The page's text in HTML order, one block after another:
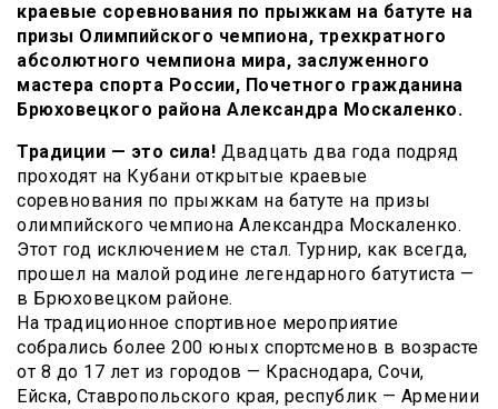
краевые соревнования по прыжкам на батуте на
призы Олимпийского чемпиона, трехкратного
абсолютного чемпиона мира, заслуженного
мастера спорта России, Почетного гражданина
Брюховецкого района Александра Москаленко.
Традиции — это сила! Двадцать два года подряд
проходят на Кубани открытые краевые
соревнования по прыжкам на батуте на призы
олимпийского чемпиона Александра Москаленко.
Этот год исключением не стал. Турнир, как всегда,
прошел на малой родине легендарного батутиста —
в Брюховецком районе.
На традиционное спортивное мероприятие
собрались более 200 юных спортсменов в возрасте
от 8 до 17 лет из городов — Краснодара, Сочи,
Ейска, Ставропольского края, республик — Армении